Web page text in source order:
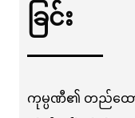
ခြင်း
ကုမ္ပဏီ၏ တည်ထော